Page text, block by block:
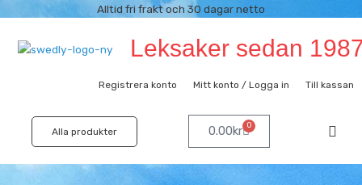
innehåll
Alltid fri frakt och 30 dagar netto
Leksaker sedan
Registrera konto Mitt konto / Logga in Till kassan
Alla produkter 0.00kr 0
Varukorg